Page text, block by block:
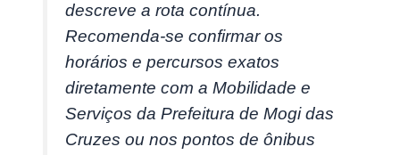
descreve a rota contínua.
Recomenda-se confirmar os
horários e percursos exatos
diretamente com a Mobilidade e
Serviços da Prefeitura de Mogi das
Cruzes ou nos pontos de ônibus